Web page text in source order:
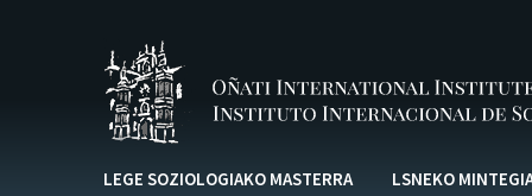
LEGE SOZIOLOGIAKO MASTERRA LSNEKO